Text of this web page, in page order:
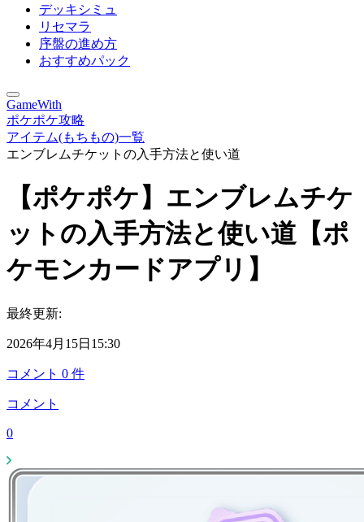
デッキシミュ
リセマラ
序盤の進め方
おすすめパック
GameWith
ポケポケ攻略
アイテム(もちもの)一覧
エンブレムチケットの入手方法と使い道
【ポケポケ】エンブレムチケ
ットの入手方法と使い道【ポ
ケモンカードアプリ】
最終更新:
2026年4月15日15:30
コメント 0 件
コメント
0